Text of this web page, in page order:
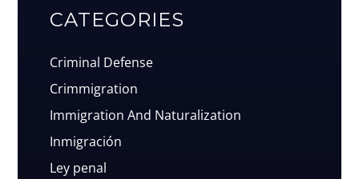
CATEGORIES
Criminal Defense
Crimmigration
Immigration And Naturalization
Inmigración
Ley penal